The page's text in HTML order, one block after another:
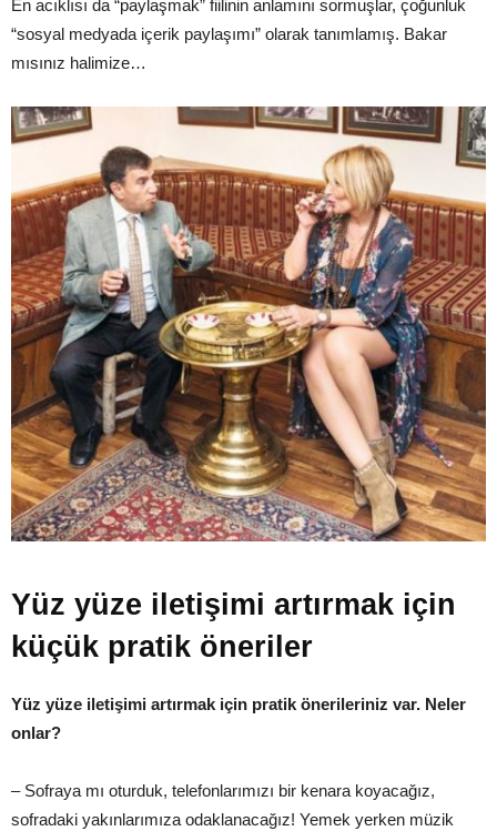
En acıklısı da “paylaşmak” fiilinin anlamını sormuşlar, çoğunluk
“sosyal medyada içerik paylaşımı” olarak tanımlamış. Bakar
mısınız halimize…
Yüz yüze iletişimi artırmak için
küçük pratik öneriler
Yüz yüze iletişimi artırmak için pratik önerileriniz var. Neler
onlar?
– Sofraya mı oturduk, telefonlarımızı bir kenara koyacağız,
sofradaki yakınlarımıza odaklanacağız! Yemek yerken müzik